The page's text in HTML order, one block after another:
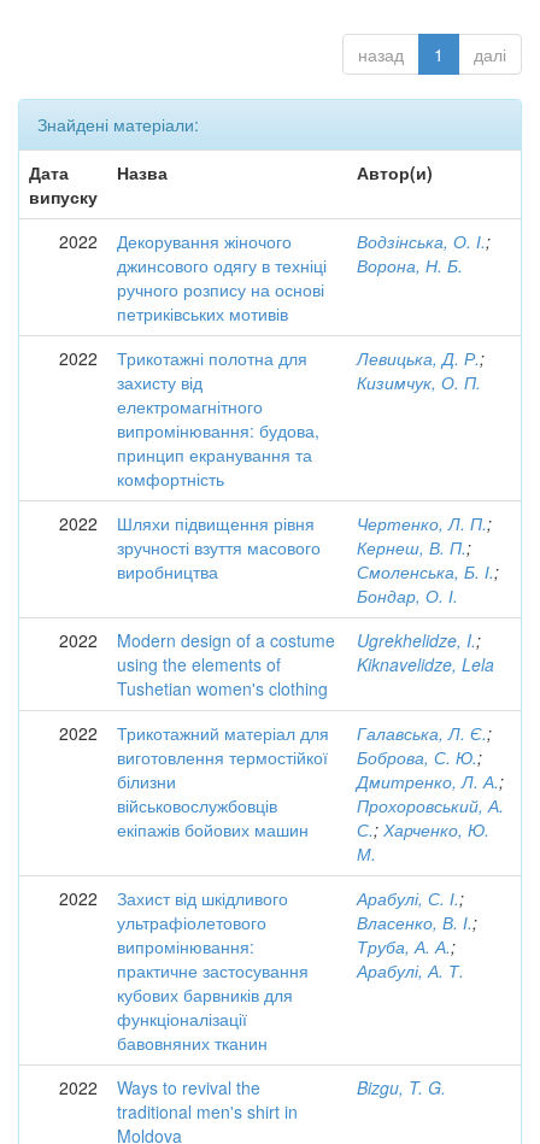
назад 1 далі
Знайдені матеріали:
Дата
випуску
Назва Автор(и)
2022
Декорування жіночого
джинсового одягу в техніці
ручного розпису на основі
петриківських мотивів
Водзінська, О. І.;
Ворона, Н. Б.
2022
Трикотажні полотна для
захисту від
електромагнітного
випромінювання: будова,
принцип екранування та
комфортність
Левицька, Д. Р.;
Кизимчук, О. П.
2022
Шляхи підвищення рівня
зручності взуття масового
виробництва
Чертенко, Л. П.;
Кернеш, В. П.;
Смоленська, Б. І.;
Бондар, О. І.
2022
Modern design of a costume
using the elements of
Tushetian women's clothing
Ugrekhelidze, I.;
Kiknavelidze, Lela
2022
Трикотажний матеріал для
виготовлення термостійкої
білизни
військовослужбовців
екіпажів бойових машин
Галавська, Л. Є.;
Боброва, С. Ю.;
Дмитренко, Л. А.;
Прохоровський, А.
С.; Харченко, Ю.
М.
2022
Захист від шкідливого
ультрафіолетового
випромінювання:
практичне застосування
кубових барвників для
функціоналізації
бавовняних тканин
Арабулі, С. І.;
Власенко, В. І.;
Труба, А. А.;
Арабулі, А. Т.
2022
Ways to revival the
traditional men's shirt in
Moldova
Bizgu, T. G.